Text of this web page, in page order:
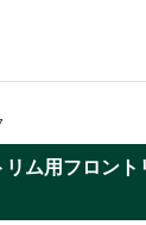
リム用フロン